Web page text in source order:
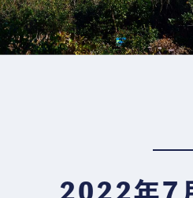
2022年7